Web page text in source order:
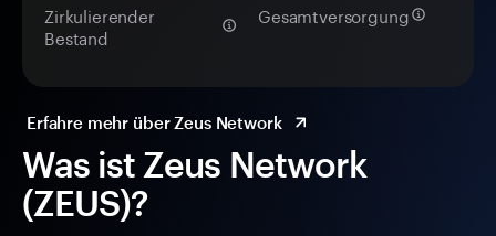
Was ist Zeus Network
(ZEUS)?
Zirkulierender
Bestand
Gesamtversorgung
Erfahre mehr über Zeus Network